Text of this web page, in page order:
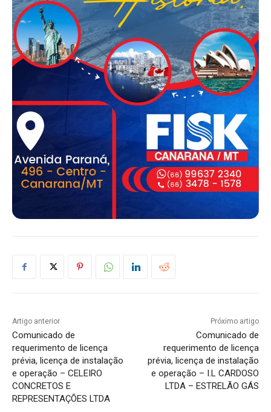
Artigo anterior
Comunicado de
requerimento de licença
prévia, licença de instalação
e operação – CELEIRO
CONCRETOS E
REPRESENTAÇÕES LTDA
Próximo artigo
Comunicado de
requerimento de licença
prévia, licença de instalação
e operação – I.L CARDOSO
LTDA – ESTRELÃO GÁS